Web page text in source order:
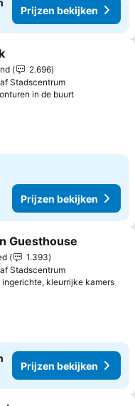
Prijzen bekijken
aan favorieten
2.696
Stadscentrum
in de buurt
Prijzen bekijken
aan favorieten
Guesthouse
1.393
Stadscentrum
ingerichte, kleurrijke kamers
Prijzen bekijken